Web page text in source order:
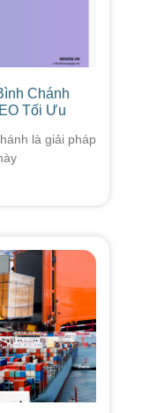
Chánh
Tối Ưu
là giải pháp